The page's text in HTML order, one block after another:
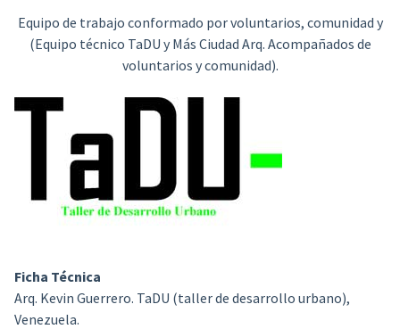
Equipo de trabajo conformado por voluntarios, comunidad y
(Equipo técnico TaDU y Más Ciudad Arq. Acompañados de
voluntarios y comunidad).
Ficha Técnica
Arq. Kevin Guerrero. TaDU (taller de desarrollo urbano),
Venezuela.